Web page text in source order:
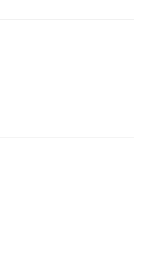
検索する